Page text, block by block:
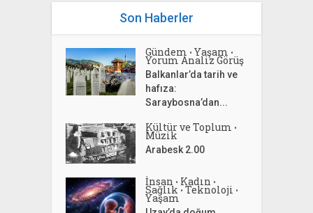
Son Haberler
Gündem • Yaşam •
Yorum Analiz Görüş
Balkanlar’da tarih ve
hafıza:
Saraybosna’dan...
Kültür ve Toplum •
Müzik
Arabesk 2.00
İnsan • Kadın •
Sağlık • Teknoloji •
Yaşam